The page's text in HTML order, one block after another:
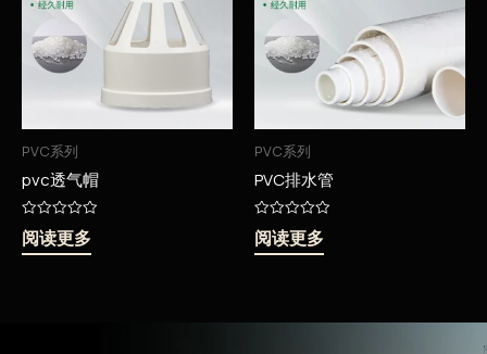
PVC系列
pvc透气帽
评
分
0
阅读更多
PVC系列
PVC排水管
评
分
0
阅读更多